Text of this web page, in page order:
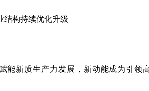
构持续优化升级
新质生产力发展，新动能成为引领